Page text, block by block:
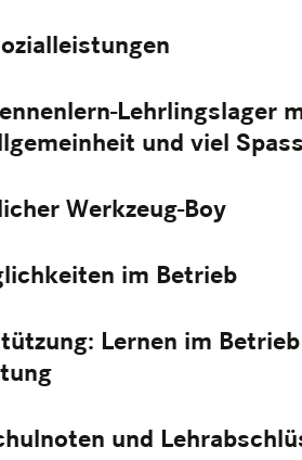
Lehrlingslager
und viel
Werkzeug-Boy
im Betrieb
Lernen im
und